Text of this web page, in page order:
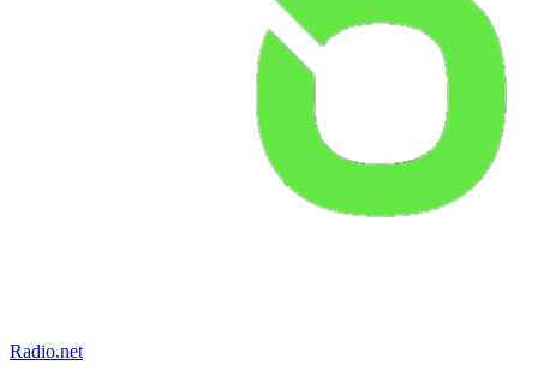
Radio.net